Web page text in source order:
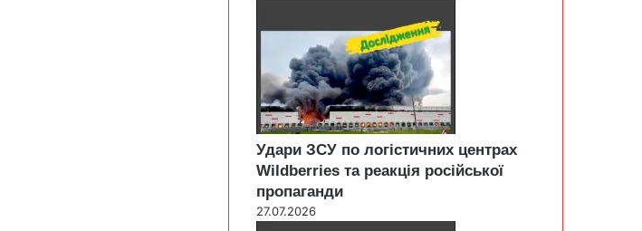
Удари ЗСУ по логістичних центрах
Wildberries та реакція російської
пропаганди
27.07.2026